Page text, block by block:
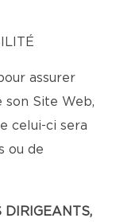
assurer
son Site Web,
celui-ci sera
ou de
DIRIGEANTS,